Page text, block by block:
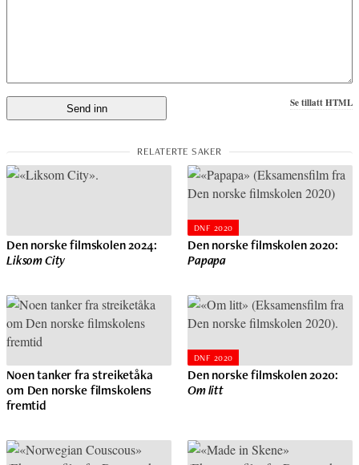
Se tillatt HTML
Den norske filmskolen 2024:
Liksom City
DNF 2020
Den norske filmskolen 2020:
Papapa
Noen tanker fra streiketåka
om Den norske filmskolens
fremtid
DNF 2020
Den norske filmskolen 2020:
Om litt